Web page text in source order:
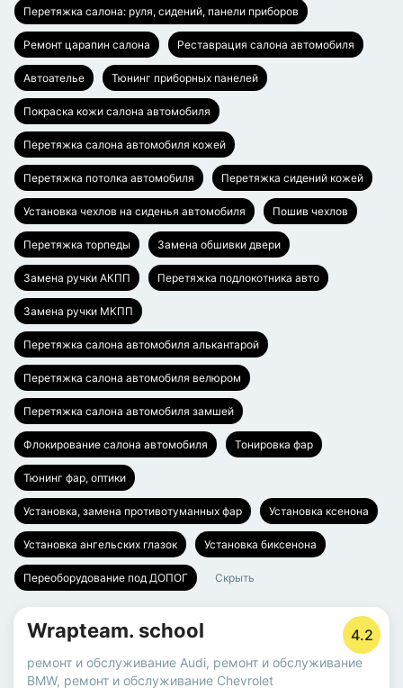
Перетяжка салона: руля, сидений, панели приборов
Ремонт царапин салона Реставрация салона автомобиля
Автоателье Тюнинг приборных панелей
Покраска кожи салона автомобиля
Перетяжка салона автомобиля кожей
Перетяжка потолка автомобиля Перетяжка сидений кожей
Установка чехлов на сиденья автомобиля Пошив чехлов
Перетяжка торпеды Замена обшивки двери
Замена ручки АКПП Перетяжка подлокотника авто
Замена ручки МКПП
Перетяжка салона автомобиля алькантарой
Перетяжка салона автомобиля велюром
Перетяжка салона автомобиля замшей
Флокирование салона автомобиля Тонировка фар
Тюнинг фар, оптики
Установка, замена противотуманных фар Установка ксенона
Установка ангельских глазок Установка биксенона
Переоборудование под ДОПОГ Скрыть
Wrapteam. school 4.2
ремонт и обслуживание Audi, ремонт и обслуживание
BMW, ремонт и обслуживание Chevrolet